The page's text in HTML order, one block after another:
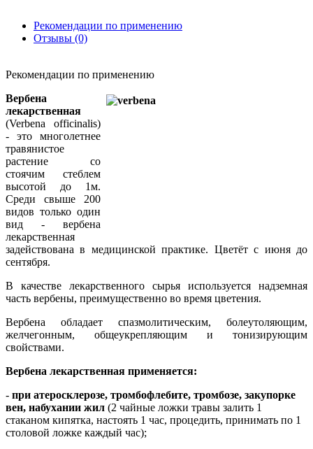
Рекомендации по применению
Отзывы (0)
Рекомендации по применению
Вербена
лекарственная
(Verbena officinalis)
- это многолетнее
травянистое
растение со
стоячим стеблем
высотой до 1м.
Среди свыше 200
видов только один
вид - вербена
лекарственная
задействована в медицинской практике. Цветёт с июня до
сентября.
В качестве лекарственного сырья используется надземная
часть вербены, преимущественно во время цветения.
Вербена обладает спазмолитическим, болеутоляющим,
желчегонным, общеукрепляющим и тонизирующим
свойствами.
Вербена лекарственная применяется:
- при атеросклерозе, тромбофлебите, тромбозе, закупорке
вен, набухании жил (2 чайные ложки травы залить 1
стаканом кипятка, настоять 1 час, процедить, принимать по 1
столовой ложке каждый час);